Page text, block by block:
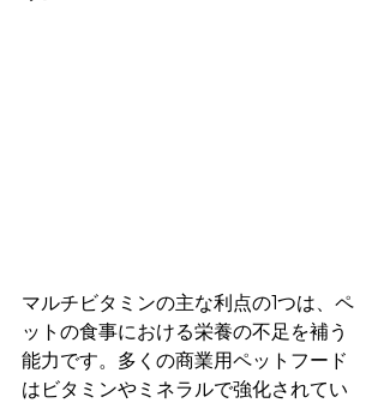
マルチビタミンの主な利点の1つは、ペ
ットの食事における栄養の不足を補う
能力です。多くの商業用ペットフード
はビタミンやミネラルで強化されてい